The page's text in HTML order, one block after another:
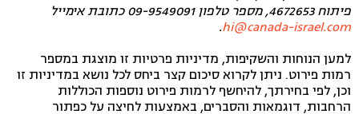
פיתוח 4672653, מספר טלפון 09-9549091 כתובת אימייל
hi@canada-israel.com
.
למען הנוחות והשקיפות, מדיניות פרטיות זו מוצגת במספר
רמות פירוט. ניתן לקרוא סיכום קצר ביחס לכל נושא במדיניות זו
וכן, לפי בחירתך, להיחשף לרמות פירוט נוספות הכוללות
הרחבות, דוגמאות והסברים, באמצעות לחיצה על כפתור